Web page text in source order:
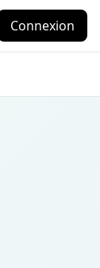
Connexion